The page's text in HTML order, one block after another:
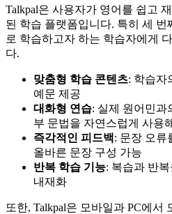
Talkpal은 사용자가 영어를 쉽고
된 학습 플랫폼입니다. 특히 세 번
로 학습하고자 하는 학습자에게
다.
맞춤형 학습 콘텐츠: 학습자
예문 제공
대화형 연습: 실제 원어민과
부 문법을 자연스럽게 사용
즉각적인 피드백: 문장 오류
올바른 문장 구성 가능
반복 학습 기능: 복습과 반
내재화
또한, Talkpal은 모바일과 PC에서